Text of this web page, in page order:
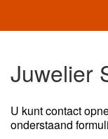
Juwelier
U kunt contact
onderstaand